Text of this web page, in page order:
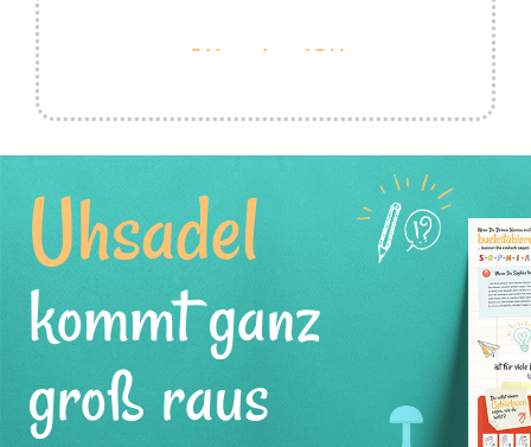
Uhsadel
kommt ganz
groß raus